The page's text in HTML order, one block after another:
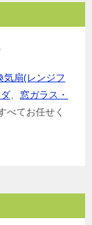
気扇(レンジフ
窓ガラス・
べてお任せく